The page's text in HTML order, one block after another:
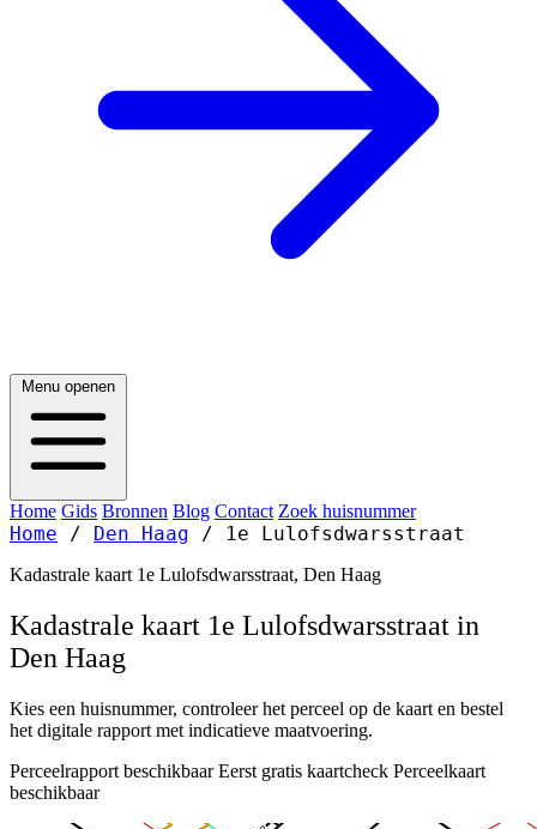
Menu openen
Home Gids Bronnen Blog Contact Zoek huisnummer
Home / Den Haag / 1e Lulofsdwarsstraat
Kadastrale kaart 1e Lulofsdwarsstraat, Den Haag
Kadastrale kaart 1e Lulofsdwarsstraat in
Den Haag
Kies een huisnummer, controleer het perceel op de kaart en bestel
het digitale rapport met indicatieve maatvoering.
Perceelrapport beschikbaar Eerst gratis kaartcheck Perceelkaart
beschikbaar